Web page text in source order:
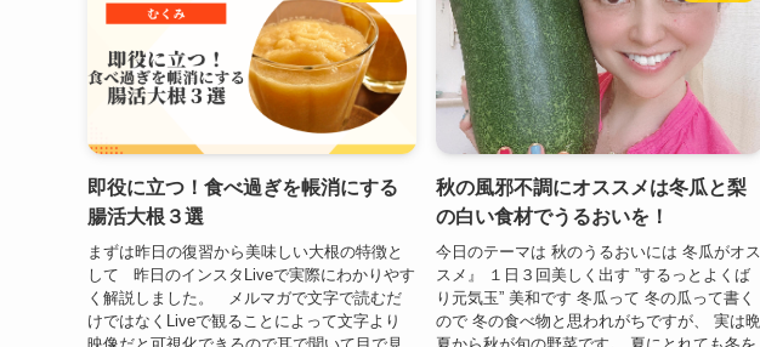
即役に立つ！食べ過ぎを帳消にする
腸活大根３選
まずは昨日の復習から美味しい大根の特徴と
して 昨日のインスタLiveで実際にわかりやす
く解説しました。 メルマガで文字で読むだ
けではなくLiveで観ることによって文字より
秋の風邪不調にオススメは冬瓜と梨
の白い食材でうるおいを！
今日のテーマは 秋のうるおいには 冬瓜がオス
スメ』 １日３回美しく出す ”するっとよくば
り元気玉” 美和です 冬瓜って 冬の瓜って書く
ので 冬の食べ物と思われがちですが、 実は晩